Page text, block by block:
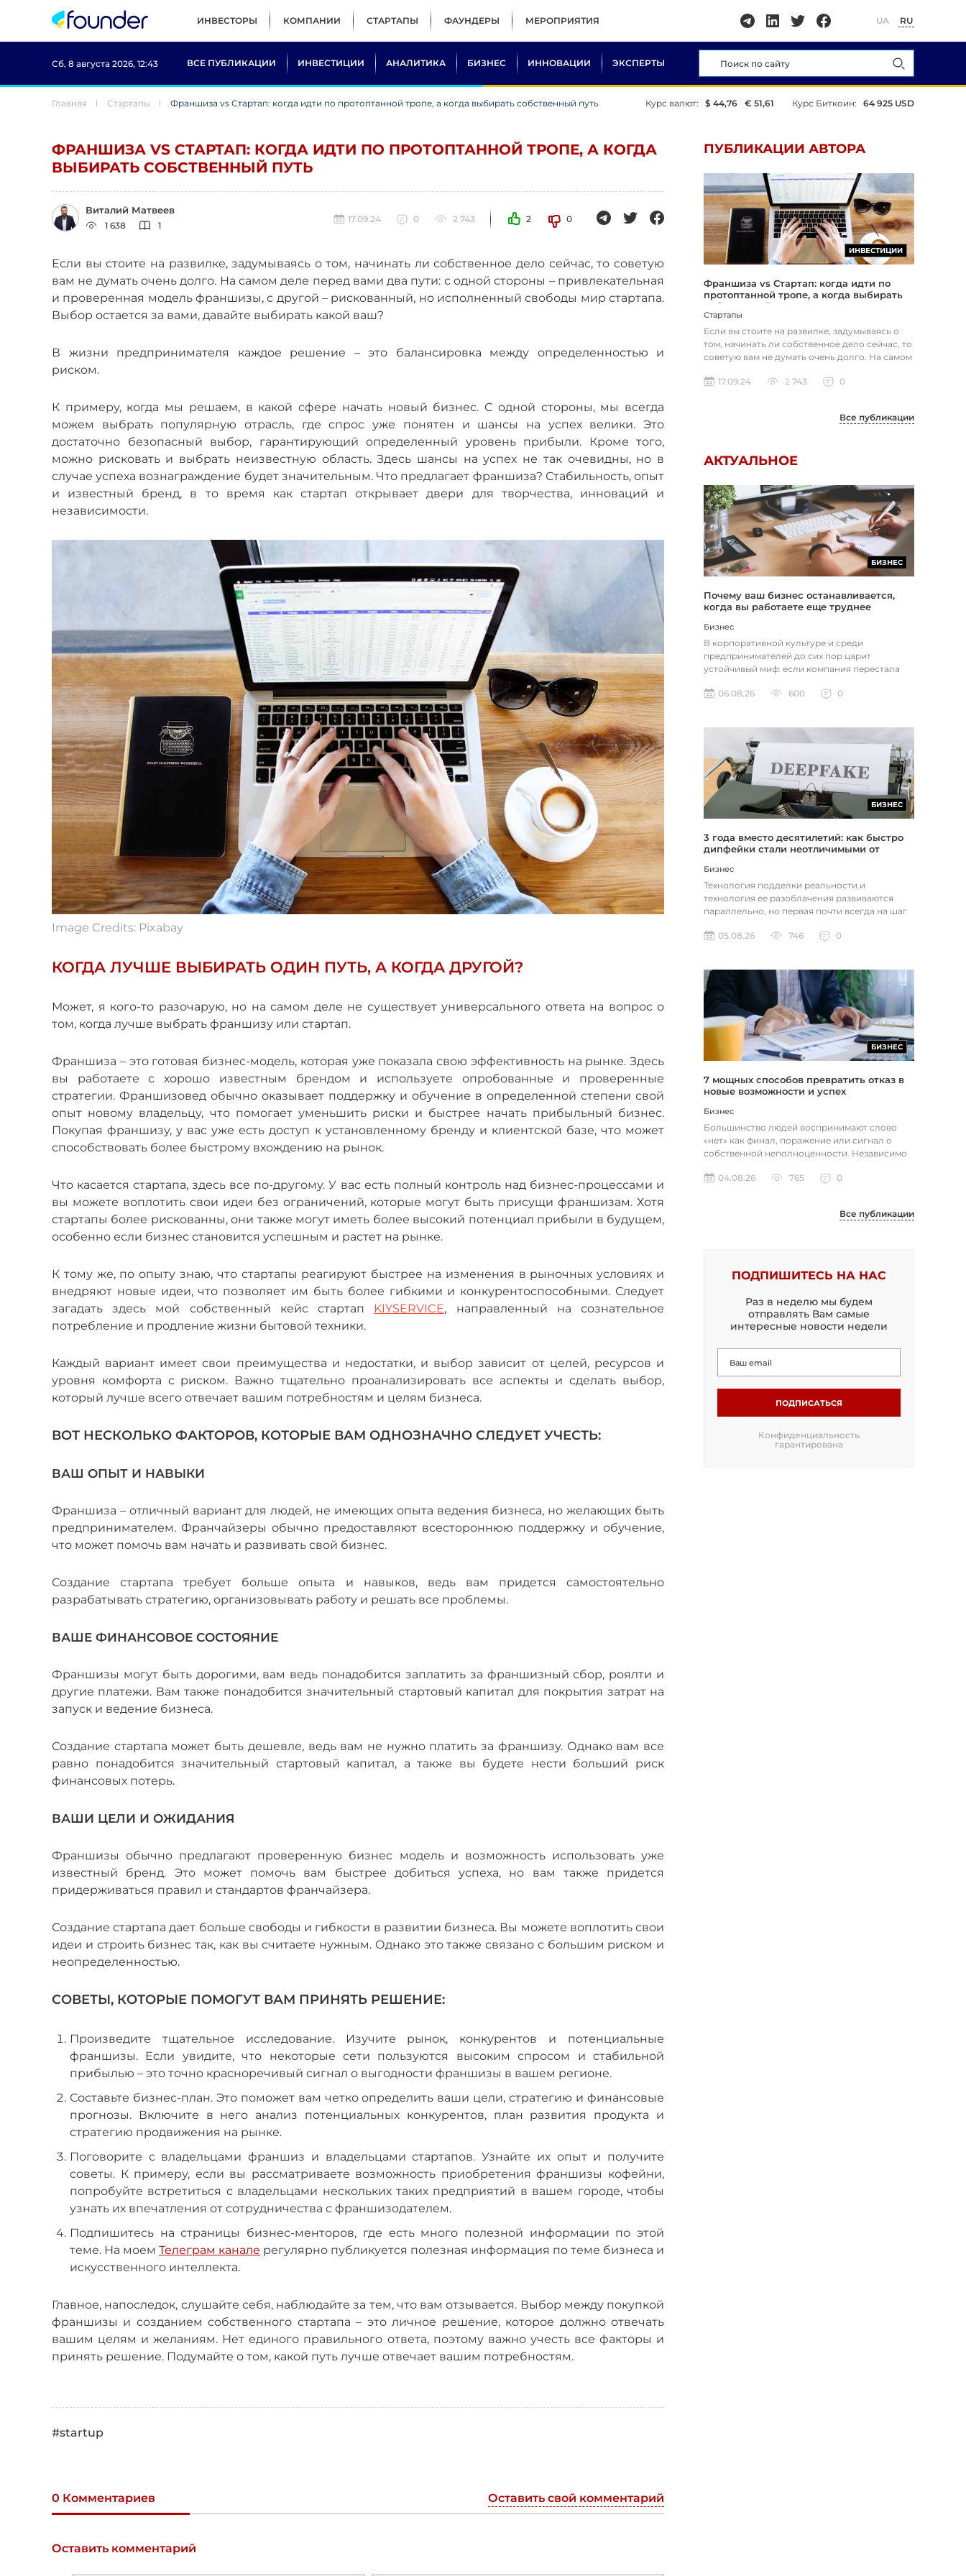
ИНВЕСТОРЫ КОМПАНИИ СТАРТАПЫ ФАУНДЕРЫ МЕРОПРИЯТИЯ UA RU
Сб, 8 августа 2026, 12:43 ВСЕ ПУБЛИКАЦИИ ИНВЕСТИЦИИ АНАЛИТИКА БИЗНЕС ИННОВАЦИИ ЭКСПЕРТЫ
Главная Стартапы Франшиза vs Стартап: когда идти по протоптанной тропе, а когда выбирать собственный путь Курс валют: $ 44,76 € 51,61 Курс Биткоин: 64 925 USD
ФРАНШИЗА VS СТАРТАП: КОГДА ИДТИ ПО ПРОТОПТАННОЙ ТРОПЕ, А КОГДА
ВЫБИРАТЬ СОБСТВЕННЫЙ ПУТЬ
Виталий Матвеев
1 638 1
17.09.24 0 2 743 2 0
Если вы стоите на развилке, задумываясь о том, начинать ли собственное дело сейчас, то советую
вам не думать очень долго. На самом деле перед вами два пути: с одной стороны – привлекательная
и проверенная модель франшизы, с другой – рискованный, но исполненный свободы мир стартапа.
Выбор остается за вами, давайте выбирать какой ваш?
В жизни предпринимателя каждое решение – это балансировка между определенностью и
риском.
К примеру, когда мы решаем, в какой сфере начать новый бизнес. С одной стороны, мы всегда
можем выбрать популярную отрасль, где спрос уже понятен и шансы на успех велики. Это
достаточно безопасный выбор, гарантирующий определенный уровень прибыли. Кроме того,
можно рисковать и выбрать неизвестную область. Здесь шансы на успех не так очевидны, но в
случае успеха вознаграждение будет значительным. Что предлагает франшиза? Стабильность, опыт
и известный бренд, в то время как стартап открывает двери для творчества, инноваций и
независимости.
Image Credits: Pixabay
КОГДА ЛУЧШЕ ВЫБИРАТЬ ОДИН ПУТЬ, А КОГДА ДРУГОЙ?
Может, я кого-то разочарую, но на самом деле не существует универсального ответа на вопрос о
том, когда лучше выбрать франшизу или стартап.
Франшиза – это готовая бизнес-модель, которая уже показала свою эффективность на рынке. Здесь
вы работаете с хорошо известным брендом и используете опробованные и проверенные
стратегии. Франшизовед обычно оказывает поддержку и обучение в определенной степени свой
опыт новому владельцу, что помогает уменьшить риски и быстрее начать прибыльный бизнес.
Покупая франшизу, у вас уже есть доступ к установленному бренду и клиентской базе, что может
способствовать более быстрому вхождению на рынок.
Что касается стартапа, здесь все по-другому. У вас есть полный контроль над бизнес-процессами и
вы можете воплотить свои идеи без ограничений, которые могут быть присущи франшизам. Хотя
стартапы более рискованны, они также могут иметь более высокий потенциал прибыли в будущем,
особенно если бизнес становится успешным и растет на рынке.
К тому же, по опыту знаю, что стартапы реагируют быстрее на изменения в рыночных условиях и
внедряют новые идеи, что позволяет им быть более гибкими и конкурентоспособными. Следует
загадать здесь мой собственный кейс стартап KIYSERVICE, направленный на сознательное
потребление и продление жизни бытовой техники.
Каждый вариант имеет свои преимущества и недостатки, и выбор зависит от целей, ресурсов и
уровня комфорта с риском. Важно тщательно проанализировать все аспекты и сделать выбор,
который лучше всего отвечает вашим потребностям и целям бизнеса.
ВОТ НЕСКОЛЬКО ФАКТОРОВ, КОТОРЫЕ ВАМ ОДНОЗНАЧНО СЛЕДУЕТ УЧЕСТЬ:
ВАШ ОПЫТ И НАВЫКИ
Франшиза – отличный вариант для людей, не имеющих опыта ведения бизнеса, но желающих быть
предпринимателем. Франчайзеры обычно предоставляют всестороннюю поддержку и обучение,
что может помочь вам начать и развивать свой бизнес.
Создание стартапа требует больше опыта и навыков, ведь вам придется самостоятельно
разрабатывать стратегию, организовывать работу и решать все проблемы.
ВАШЕ ФИНАНСОВОЕ СОСТОЯНИЕ
Франшизы могут быть дорогими, вам ведь понадобится заплатить за франшизный сбор, роялти и
другие платежи. Вам также понадобится значительный стартовый капитал для покрытия затрат на
запуск и ведение бизнеса.
Создание стартапа может быть дешевле, ведь вам не нужно платить за франшизу. Однако вам все
равно понадобится значительный стартовый капитал, а также вы будете нести больший риск
финансовых потерь.
ВАШИ ЦЕЛИ И ОЖИДАНИЯ
Франшизы обычно предлагают проверенную бизнес модель и возможность использовать уже
известный бренд. Это может помочь вам быстрее добиться успеха, но вам также придется
придерживаться правил и стандартов франчайзера.
Создание стартапа дает больше свободы и гибкости в развитии бизнеса. Вы можете воплотить свои
идеи и строить бизнес так, как вы считаете нужным. Однако это также связано с большим риском и
неопределенностью.
СОВЕТЫ, КОТОРЫЕ ПОМОГУТ ВАМ ПРИНЯТЬ РЕШЕНИЕ:
Произведите тщательное исследование. Изучите рынок, конкурентов и потенциальные
франшизы. Если увидите, что некоторые сети пользуются высоким спросом и стабильной
прибылью – это точно красноречивый сигнал о выгодности франшизы в вашем регионе.
Составьте бизнес-план. Это поможет вам четко определить ваши цели, стратегию и финансовые
прогнозы. Включите в него анализ потенциальных конкурентов, план развития продукта и
стратегию продвижения на рынке.
Поговорите с владельцами франшиз и владельцами стартапов. Узнайте их опыт и получите
советы. К примеру, если вы рассматриваете возможность приобретения франшизы кофейни,
попробуйте встретиться с владельцами нескольких таких предприятий в вашем городе, чтобы
узнать их впечатления от сотрудничества с франшизодателем.
Подпишитесь на страницы бизнес-менторов, где есть много полезной информации по этой
теме. На моем Телеграм канале регулярно публикуется полезная информация по теме бизнеса и
искусственного интеллекта.
Главное, напоследок, слушайте себя, наблюдайте за тем, что вам отзывается. Выбор между покупкой
франшизы и созданием собственного стартапа – это личное решение, которое должно отвечать
вашим целям и желаниям. Нет единого правильного ответа, поэтому важно учесть все факторы и
принять решение. Подумайте о том, какой путь лучше отвечает вашим потребностям.
#startup
0 Комментариев Оставить свой комментарий
Оставить комментарий
ПУБЛИКАЦИИ АВТОРА
ИНВЕСТИЦИИ
Франшиза vs Стартап: когда идти по
протоптанной тропе, а когда выбирать
собственный путь
Стартапы
Если вы стоите на развилке, задумываясь о
том, начинать ли собственное дело сейчас, то
советую вам не думать очень долго. На самом
17.09.24
2 743 0
Все публикации
АКТУАЛЬНОЕ
БИЗНЕС
Почему ваш бизнес останавливается,
когда вы работаете еще труднее
Бизнес
В корпоративной культуре и среди
предпринимателей до сих пор царит
устойчивый миф: если компания перестала
пр...06.08.26 600 0
БИЗНЕС
3 года вместо десятилетий: как быстро
дипфейки стали неотличимыми от
Бизнес
Технология подделки реальности и
технология ее разоблачения развиваются
параллельно, но первая почти всегда на шаг
05.08.26
746 0
БИЗНЕС
7 мощных способов превратить отказ в
новые возможности и успех
Бизнес
Большинство людей воспринимают слово
«нет» как финал, поражение или сигнал о
собственной неполноценности. Независимо
04.08.26
765 0
Все публикации
ПОДПИШИТЕСЬ НА НАС
Раз в неделю мы будем
отправлять Вам самые
интересные новости недели
ПОДПИСАТЬСЯ
Конфиденциальность
гарантирована